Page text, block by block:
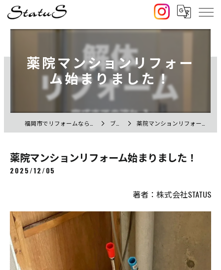
薬院マンションリフォー
ム始まりました！
ブログ 薬院マンションリフォーム始まりました！
薬院マンションリフォーム始まりました！
2025/12/05
著者：株式会社STATUS